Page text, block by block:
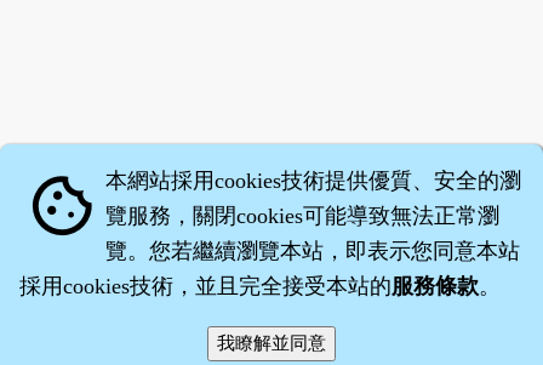
‧沈藥子©2008～2026
cookie 本網站採用cookies技術提供優質、安全的瀏
覽服務，關閉cookies可能導致無法正常瀏
覽。您若繼續瀏覽本站，即表示您同意本站
採用cookies技術，並且完全接受本站的服務條款。